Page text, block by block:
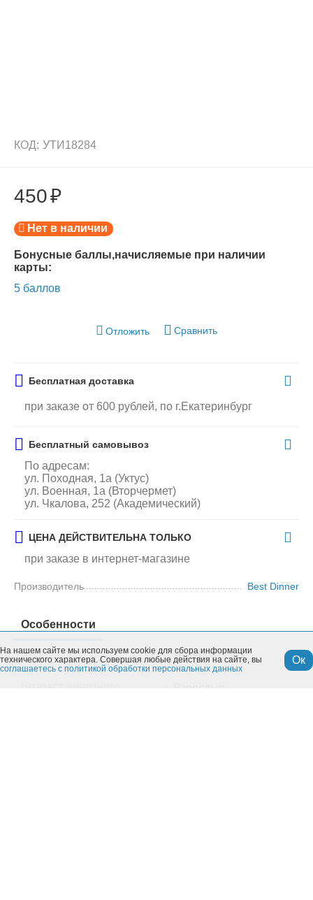
КОД: УТИ18284
450₽
Нет в наличии
Бонусные баллы,начисляемые при наличии
карты:
5 баллов
Отложить Сравнить
Бесплатная доставка
при заказе от 600 рублей, по г.Екатеринбург
Бесплатный самовывоз
По адресам:
ул. Походная, 1а (Уктус)
ул. Военная, 1а (Вторчермет)
ул. Чкалова, 252 (Академический)
ЦЕНА ДЕЙСТВИТЕЛЬНА ТОЛЬКО
при заказе в интернет-магазине
Производитель Best Dinner
Особенности
Вкус: Ягненок
Взрослые
На нашем сайте мы используем cookie для сбора информации
технического характера. Совершая любые действия на сайте, вы
соглашаетесь с политикой обработки персональных данных
Ок